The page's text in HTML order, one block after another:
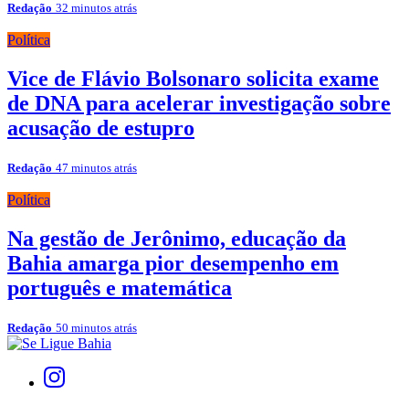
Redação 32 minutos atrás
Política
Vice de Flávio Bolsonaro solicita exame
de DNA para acelerar investigação sobre
acusação de estupro
Redação 47 minutos atrás
Política
Na gestão de Jerônimo, educação da
Bahia amarga pior desempenho em
português e matemática
Redação 50 minutos atrás